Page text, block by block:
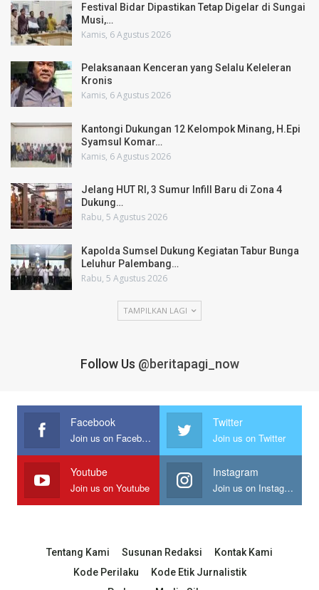
Festival Bidar Dipastikan Tetap Digelar di Sungai
Musi,…
Kamis, 6 Agustus 2026
Pelaksanaan Kenceran yang Selalu Keleleran
Kronis
Kamis, 6 Agustus 2026
Kantongi Dukungan 12 Kelompok Minang, H.Epi
Syamsul Komar…
Kamis, 6 Agustus 2026
Jelang HUT RI, 3 Sumur Infill Baru di Zona 4
Dukung…
Rabu, 5 Agustus 2026
Kapolda Sumsel Dukung Kegiatan Tabur Bunga
Leluhur Palembang…
Rabu, 5 Agustus 2026
TAMPILKAN LAGI
Follow Us @beritapagi_now
Facebook
Join us on Facebook
Twitter
Join us on Twitter
Youtube
Join us on Youtube
Instagram
Join us on Instagram
Tentang Kami Susunan Redaksi
Kontak Kami
Kode Perilaku
Kode Etik Jurnalistik